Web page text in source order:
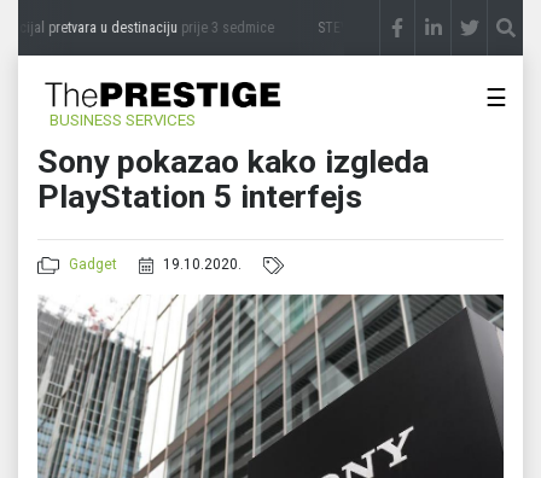
pretvara u destinacijuprije 3 sedmice STEVICA LUKIĆ: Majevica je idealna
BUSINESS SERVICES
☰
Sony pokazao kako izgleda
PlayStation 5 interfejs
Gadget 19.10.2020.